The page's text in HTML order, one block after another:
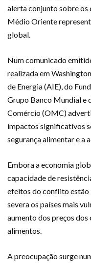
alerta conjunto sobre os
Médio Oriente
global.
Num comunicado
realizada em
de Energia (AIE), do
Grupo Banco Mundial e
Comércio (OMC)
impactos significativos
segurança alimentar e a
Embora a economia
capacidade de
efeitos do conflito
severa os países mais
aumento dos preços
alimentos.
A preocupação surge